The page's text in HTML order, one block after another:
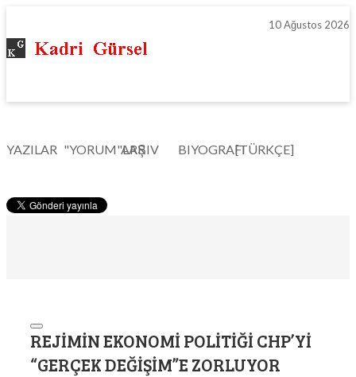
10 Ağustos 2026
YAZILAR "YORUM"LAR
ARŞIV BIYOGRAFI[TÜRKÇE]
REJIMIN EKONOMI POLITIĞI CHP’YI
“GERÇEK DEĞIŞIM”E ZORLUYOR